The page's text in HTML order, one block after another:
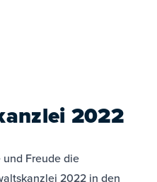
2022
und Freude die
2022 in den